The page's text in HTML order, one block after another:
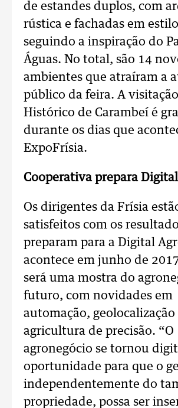
de estandes duplos, com
rústica e fachadas em
seguindo a inspiração do
Águas. No total, são 14
ambientes que atraíram a
público da feira. A
Histórico de Carambeí é
durante os dias que
ExpoFrísia.
Cooperativa prepara
Os dirigentes da Frísia
satisfeitos com os
preparam para a Digital
acontece em junho de
será uma mostra do
futuro, com novidades em
automação, geolocalização
agricultura de precisão. “O
agronegócio se tornou
oportunidade para que o
independentemente do
propriedade, possa ser